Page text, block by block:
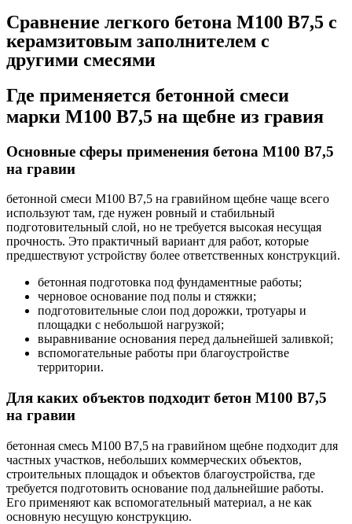
Сравнение легкого бетона М100 В7,5 с
керамзитовым заполнителем с
другими смесями
Где применяется бетонной смеси
марки М100 В7,5 на щебне из гравия
Основные сферы применения бетона М100 В7,5
на гравии
бетонной смеси М100 В7,5 на гравийном щебне чаще всего
используют там, где нужен ровный и стабильный
подготовительный слой, но не требуется высокая несущая
прочность. Это практичный вариант для работ, которые
предшествуют устройству более ответственных конструкций.
бетонная подготовка под фундаментные работы;
черновое основание под полы и стяжки;
подготовительные слои под дорожки, тротуары и
площадки с небольшой нагрузкой;
выравнивание основания перед дальнейшей заливкой;
вспомогательные работы при благоустройстве
территории.
Для каких объектов подходит бетон М100 В7,5
на гравии
бетонная смесь М100 В7,5 на гравийном щебне подходит для
частных участков, небольших коммерческих объектов,
строительных площадок и объектов благоустройства, где
требуется подготовить основание под дальнейшие работы.
Его применяют как вспомогательный материал, а не как
основную несущую конструкцию.